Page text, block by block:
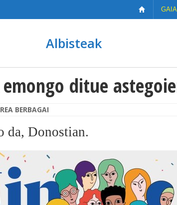
Albisteak
ditue
BERBAGAI
da, Donostian.